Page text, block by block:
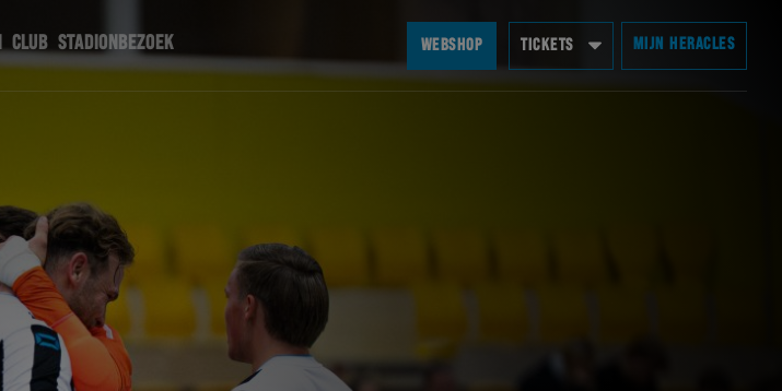
CLUB STADIONBEZOEK WEBSHOP TICKETS MIJN HERACLES